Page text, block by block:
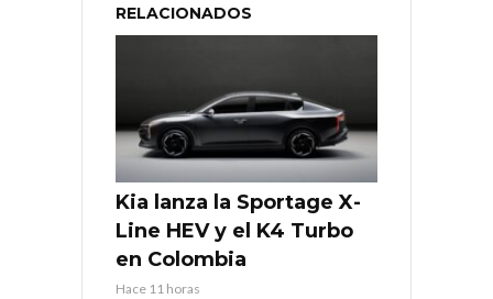
RELACIONADOS
Kia lanza la Sportage X-
Line HEV y el K4 Turbo
en Colombia
Hace 11 horas